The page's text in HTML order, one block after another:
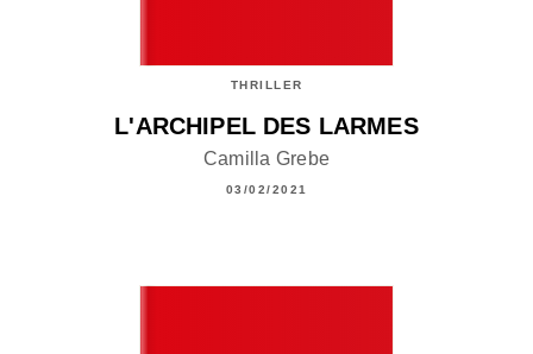
THRILLER
L'ARCHIPEL DES LARMES
Camilla Grebe
03/02/2021